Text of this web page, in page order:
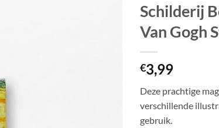
Schilderij
Van Gogh
€3,99
Deze prachtige
verschillende
gebruik.